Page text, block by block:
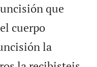
que
cuerpo
la